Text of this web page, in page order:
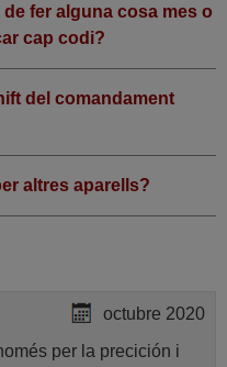
fer alguna cosa mes o
cap codi?
del comandament
altres aparells?
octubre 2020
per la precición i